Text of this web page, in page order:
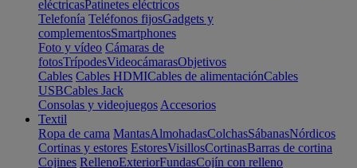
eléctricasPatinetes eléctricos
Telefonía Teléfonos fijosGadgets y
complementosSmartphones
Foto y vídeo Cámaras de
fotosTrípodesVideocámarasObjetivos
Cables Cables HDMICables de alimentaciónCables
USBCables Jack
Consolas y videojuegos Accesorios
Textil
Ropa de cama MantasAlmohadasColchasSábanasNórdicos
Cortinas y estores EstoresVisillosCortinasBarras de cortina
Cojines RellenoExteriorFundasCojín con relleno